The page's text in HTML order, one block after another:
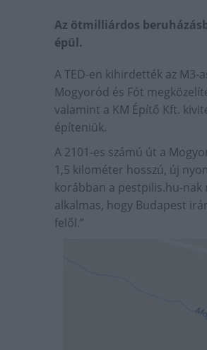
Az ötmilliárdos
épül.
A TED-en kihirdették az
Mogyoród és Fót
valamint a KM Építő Kft.
építeniük.
A 2101-es számú út a
1,5 kilométer hosszú, új
korábban a pestpilis.hu-
alkalmas, hogy Budapest
felől.”